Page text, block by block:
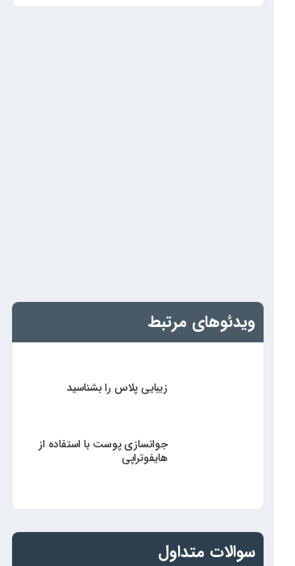
ویدئوهای مرتبط
زیبایی پلاس را بشناسید
جوانسازی پوست با استفاده از
هایفوتراپی
سوالات متداول